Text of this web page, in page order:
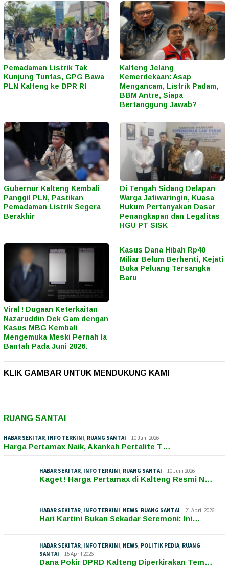
Pemadaman Listrik Tak
Kunjung Tuntas, GPG Bawa
PLN Kalteng ke DPR RI
Kalteng Jelang
Kemerdekaan: Asap
Mengancam, Listrik Padam,
BBM Antre, Siapa
Bertanggung Jawab?
Gubernur Kalteng Kembali
Panggil PLN, Pastikan
Pemadaman Listrik Segera
Berakhir
Di Tengah Sidang Delapan
Warga Jatiwaringin, Kuasa
Hukum Pertanyakan Dasar
Penangkapan dan Legalitas
HGU PT SISK
Viral ! Dugaan Keterkaitan
Nazaruddin Dek Gam dengan
Kasus MBG Kembali
Mengemuka Meski Pernah Ia
Bantah Pada Juni 2026.
Kasus Dana Hibah Rp40
Miliar Belum Berhenti, Kejati
Buka Peluang Tersangka
Baru
KLIK GAMBAR UNTUK MENDUKUNG KAMI
RUANG SANTAI
HABAR SEKITAR INFO TERKINI RUANG SANTAI 10 Juni 2026
Harga Pertamax Naik, Akankah Pertalite T…
HABAR SEKITAR INFO TERKINI RUANG SANTAI 10 Juni 2026
Kaget! Harga Pertamax di Kalteng Resmi N…
HABAR SEKITAR INFO TERKINI NEWS RUANG SANTAI 21 April 2026
Hari Kartini Bukan Sekadar Seremoni: Ini…
HABAR SEKITAR INFO TERKINI NEWS POLITIK PEDIA RUANG
SANTAI
15 April 2026
Dana Pokir DPRD Kalteng Diperkirakan Tem…